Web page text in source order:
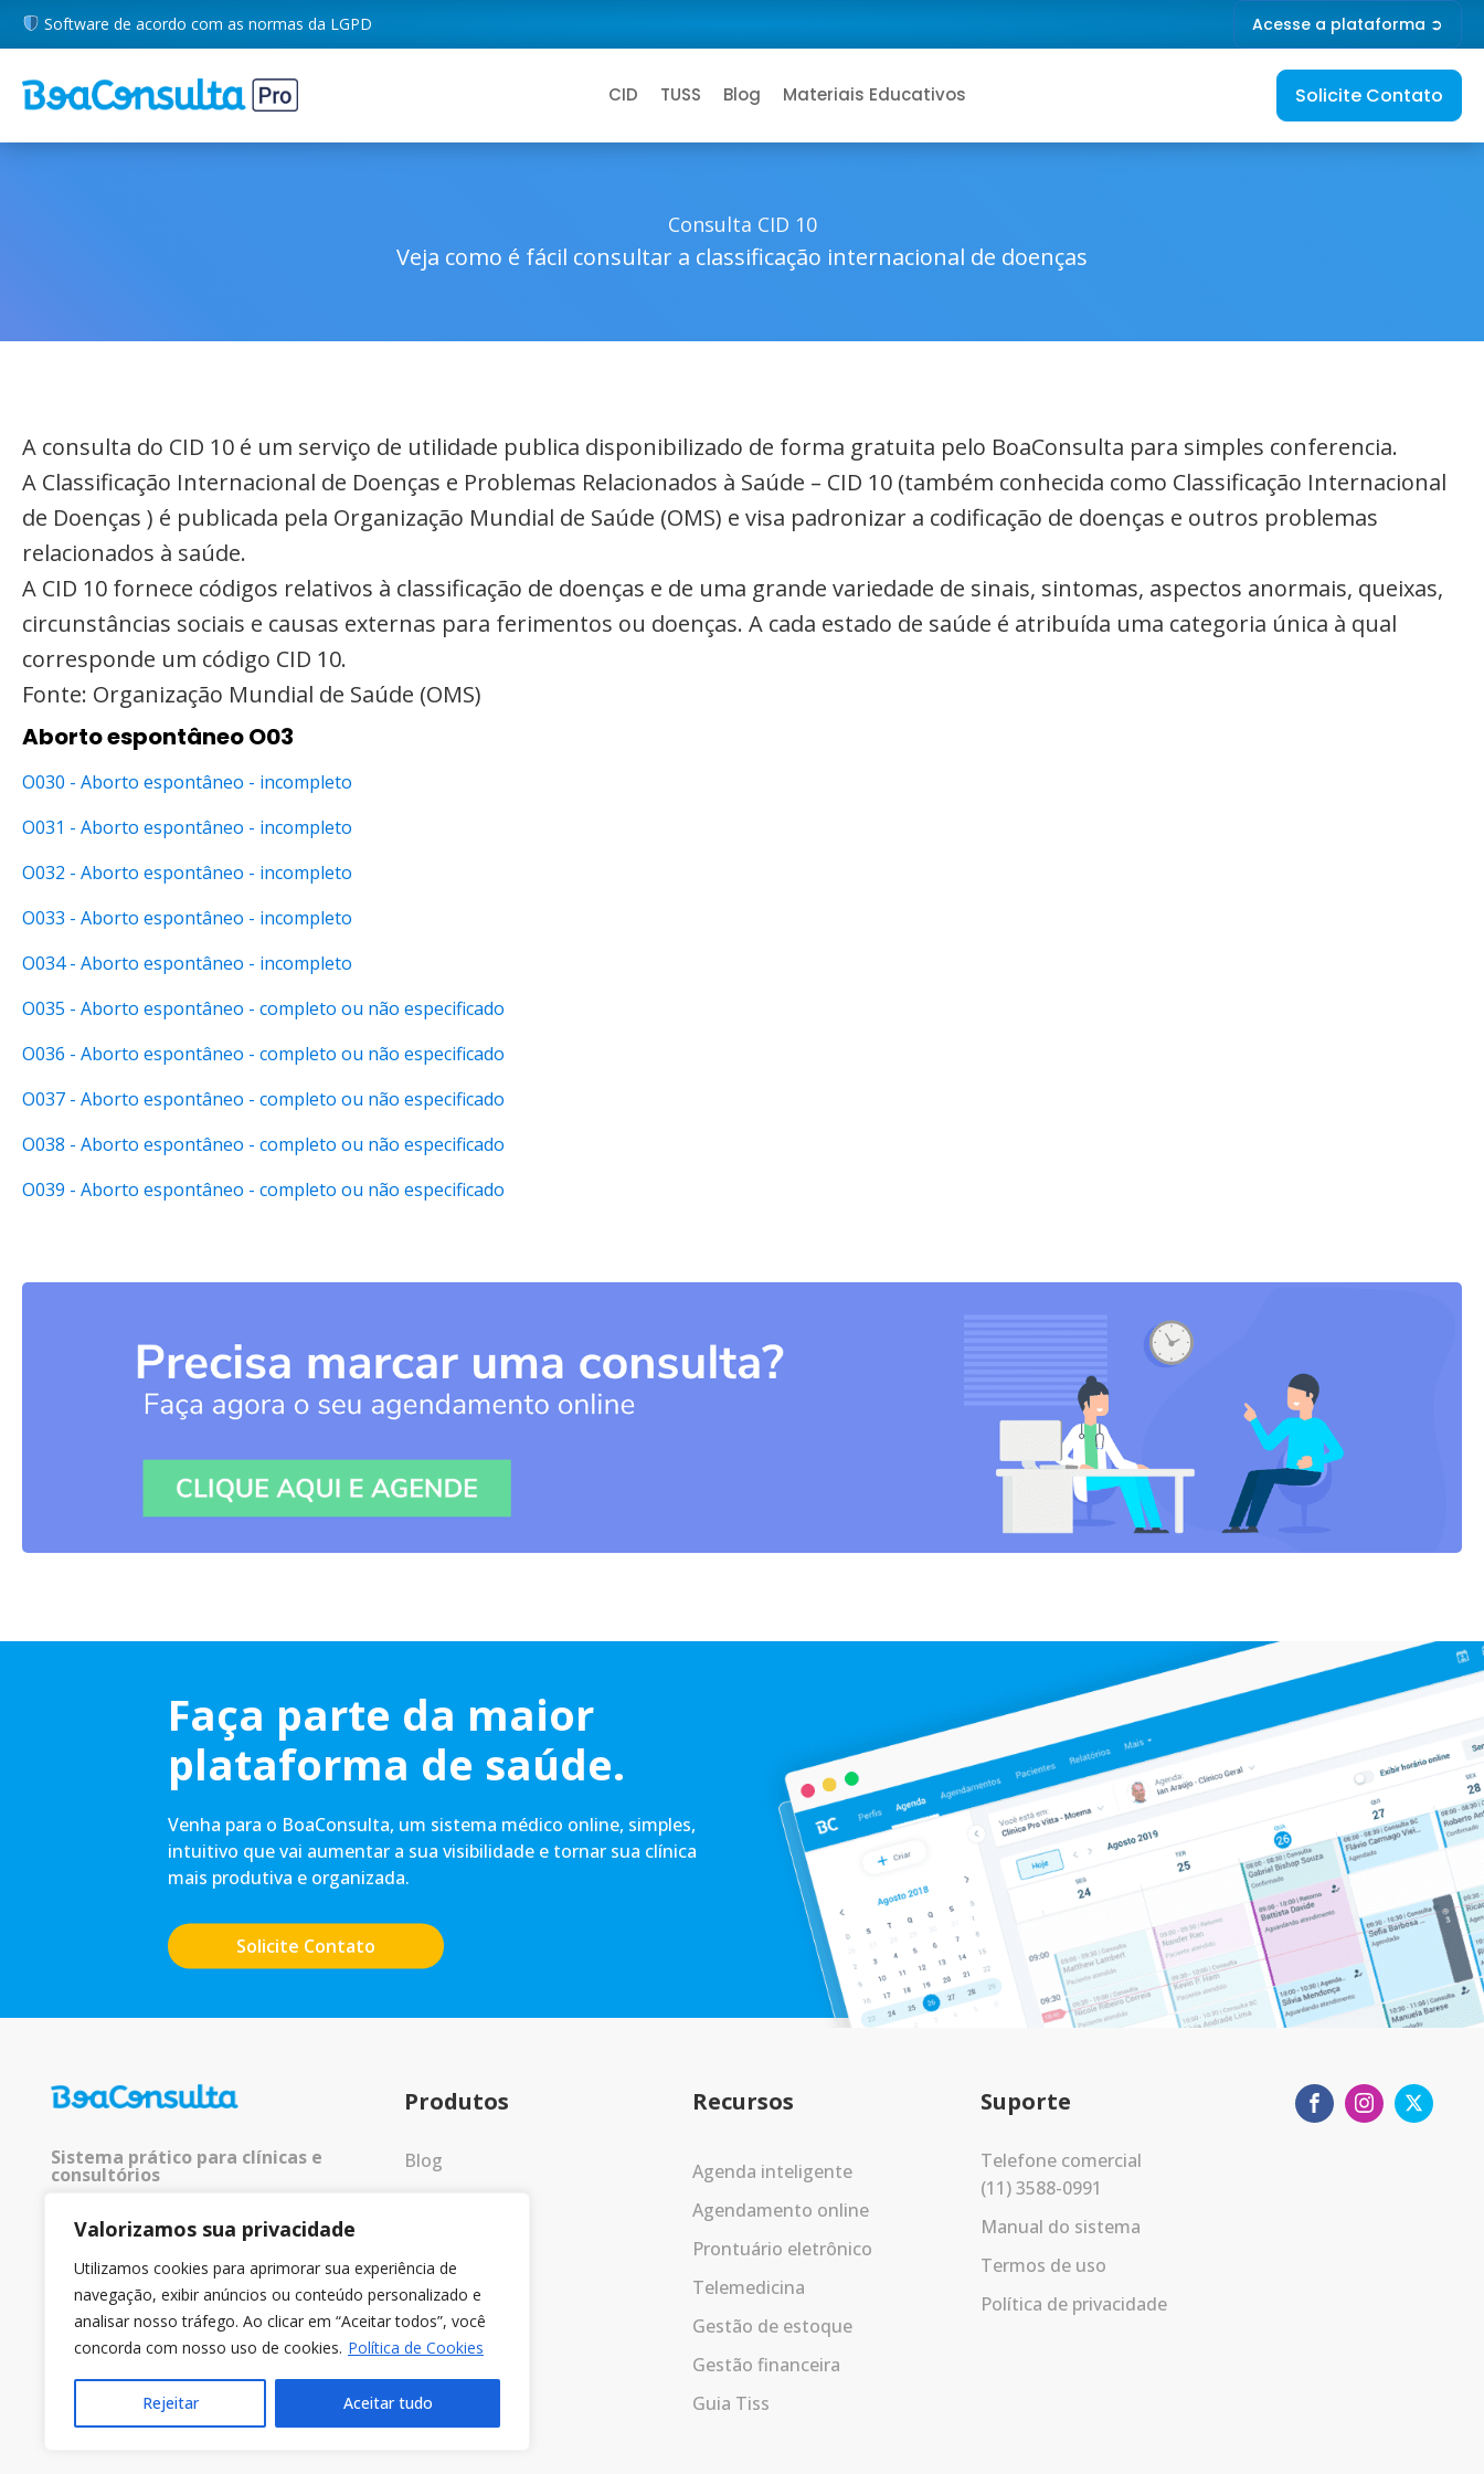
Valorizamos sua privacidade
Utilizamos cookies para aprimorar sua experiência de
navegação, exibir anúncios ou conteúdo personalizado e
analisar nosso tráfego. Ao clicar em “Aceitar todos”, você
concorda com nosso uso de cookies. Política de Cookies
Rejeitar Aceitar tudo
Software de acordo com as normas da LGPD Acesse a plataforma ➲
CID TUSS Blog Materiais Educativos Solicite Contato
Consulta CID 10
Veja como é fácil consultar a classificação internacional de doenças
A consulta do CID 10 é um serviço de utilidade publica disponibilizado de forma gratuita pelo BoaConsulta para simples conferencia.
A Classificação Internacional de Doenças e Problemas Relacionados à Saúde – CID 10 (também conhecida como Classificação Internacional
de Doenças ) é publicada pela Organização Mundial de Saúde (OMS) e visa padronizar a codificação de doenças e outros problemas
relacionados à saúde.
A CID 10 fornece códigos relativos à classificação de doenças e de uma grande variedade de sinais, sintomas, aspectos anormais, queixas,
circunstâncias sociais e causas externas para ferimentos ou doenças. A cada estado de saúde é atribuída uma categoria única à qual
corresponde um código CID 10.
Fonte: Organização Mundial de Saúde (OMS)
Aborto espontâneo O03
O030 - Aborto espontâneo - incompleto
O031 - Aborto espontâneo - incompleto
O032 - Aborto espontâneo - incompleto
O033 - Aborto espontâneo - incompleto
O034 - Aborto espontâneo - incompleto
O035 - Aborto espontâneo - completo ou não especificado
O036 - Aborto espontâneo - completo ou não especificado
O037 - Aborto espontâneo - completo ou não especificado
O038 - Aborto espontâneo - completo ou não especificado
O039 - Aborto espontâneo - completo ou não especificado
Faça parte da maior
plataforma de saúde.
Venha para o BoaConsulta, um sistema médico online, simples,
intuitivo que vai aumentar a sua visibilidade e tornar sua clínica
mais produtiva e organizada.
Solicite Contato
Sistema prático para clínicas e
consultórios
© 2025 Todos os direitos
Produtos
Blog
Recursos
Agenda inteligente
Agendamento online
Prontuário eletrônico
Telemedicina
Gestão de estoque
Gestão financeira
Guia Tiss
Suporte
Telefone comercial
(11) 3588-0991
Manual do sistema
Termos de uso
Política de privacidade